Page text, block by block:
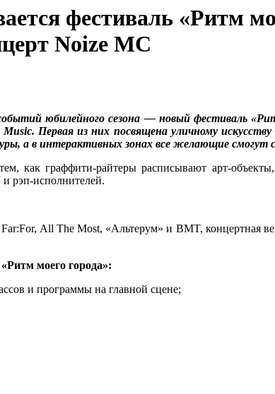
фестиваль «Ритм
Noize MC
юбилейного сезона — новый фестиваль
Music. Первая из них посвящена уличному
а в интерактивных зонах все желающие смогут
как граффити-райтеры расписывают арт-
рэп-исполнителей.
All The Most, «Альтерум» и BMT, концертная
моего города»:
и программы на главной сцене;